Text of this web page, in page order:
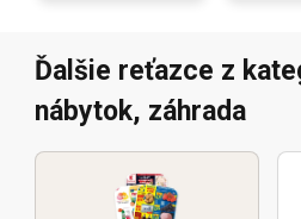
Ďalšie reťazce z
nábytok, záhrada